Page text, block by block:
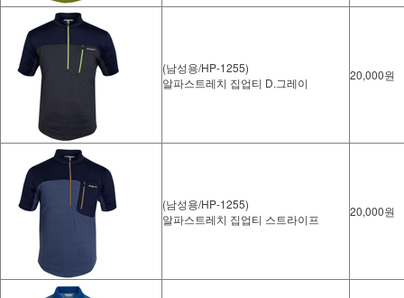
(남성용/HP-1255)
알파스트레치 집업티 D.그레이
20,000원
(남성용/HP-1255)
알파스트레치 집업티 스트라이프
20,000원